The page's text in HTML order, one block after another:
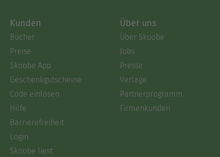
Kunden
Bücher
Preise
Skoobe App
Geschenkgutscheine
Code einlösen
Hilfe
Barrierefreiheit
Login
Skoobe liest
Über uns
Über Skoobe
Jobs
Presse
Verlage
Partnerprogramm
Firmenkunden